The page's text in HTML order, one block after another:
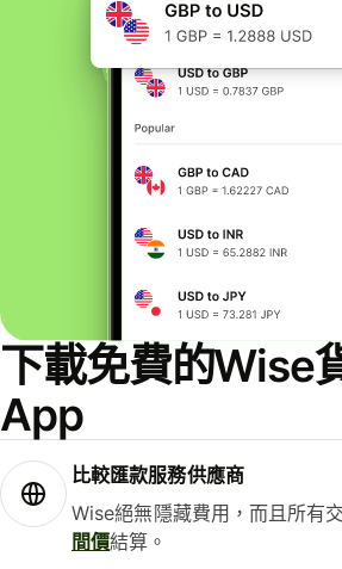
下載免費的Wise
App
比較匯款服務供應商
Wise絕無隱藏費用，而且所有
間價結算。